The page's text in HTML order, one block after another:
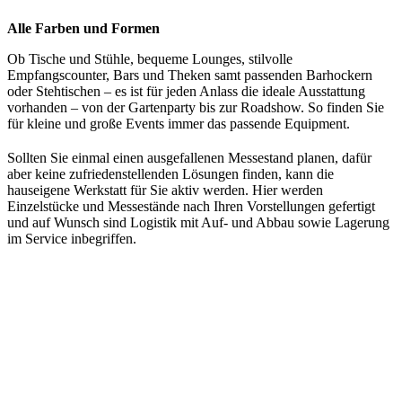
Alle Farben und Formen
Ob Tische und Stühle, bequeme Lounges, stilvolle
Empfangscounter, Bars und Theken samt passenden Barhockern
oder Stehtischen – es ist für jeden Anlass die ideale Ausstattung
vorhanden – von der Gartenparty bis zur Roadshow. So finden Sie
für kleine und große Events immer das passende Equipment.
Sollten Sie einmal einen ausgefallenen Messestand planen, dafür
aber keine zufriedenstellenden Lösungen finden, kann die
hauseigene Werkstatt für Sie aktiv werden. Hier werden
Einzelstücke und Messestände nach Ihren Vorstellungen gefertigt
und auf Wunsch sind Logistik mit Auf- und Abbau sowie Lagerung
im Service inbegriffen.